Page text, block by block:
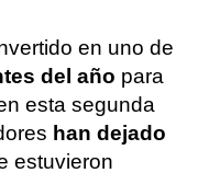
en uno de
del año para
esta segunda
han dejado
estuvieron